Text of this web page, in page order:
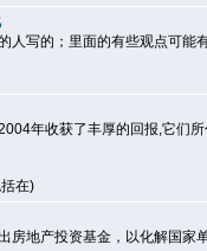
人写的；里面的有些观点可能
年收获了丰厚的回报,它们
在)
房地产投资基金，以化解国家